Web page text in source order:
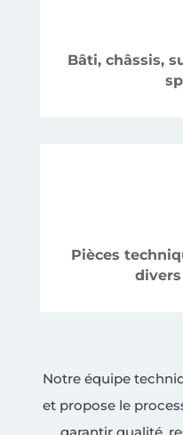
Bâti, châssis,
Pièces
Notre équipe
et propose le